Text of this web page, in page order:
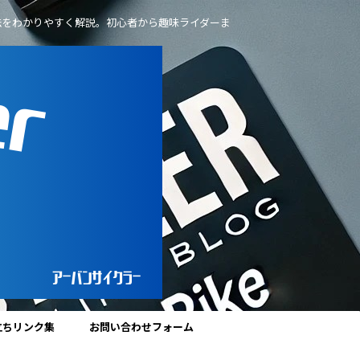
わかりやすく解説。初心者から趣味ライダーま
リンク集 お問い合わせフォーム